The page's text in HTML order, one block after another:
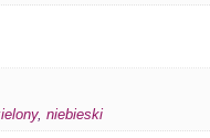
, niebieski